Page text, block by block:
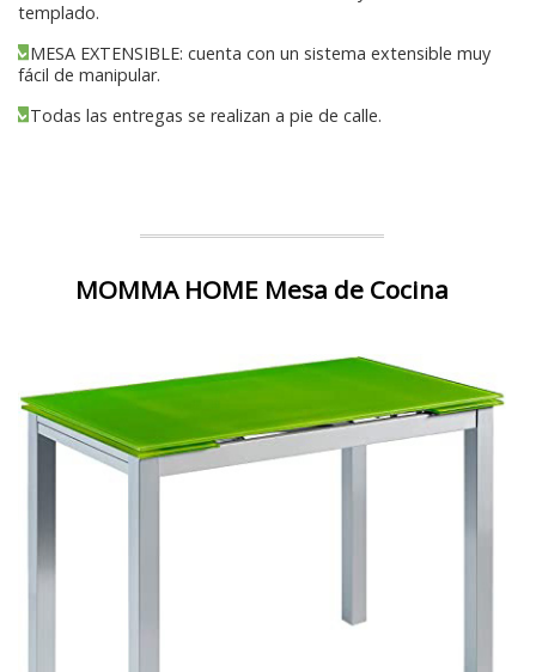
templado.
MESA EXTENSIBLE: cuenta con un sistema extensible muy
fácil de manipular.
Todas las entregas se realizan a pie de calle.
MOMMA HOME Mesa de Cocina